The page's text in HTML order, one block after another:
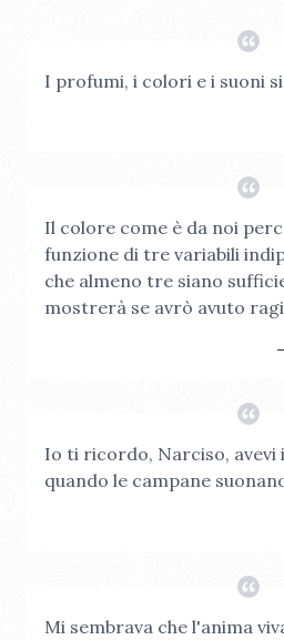
I profumi, i colori e i suoni
Il colore come è da noi
funzione di tre variabili
che almeno tre siano
mostrerà se avrò avuto
Io ti ricordo, Narciso, avevi
quando le campane
Mi sembrava che l'anima